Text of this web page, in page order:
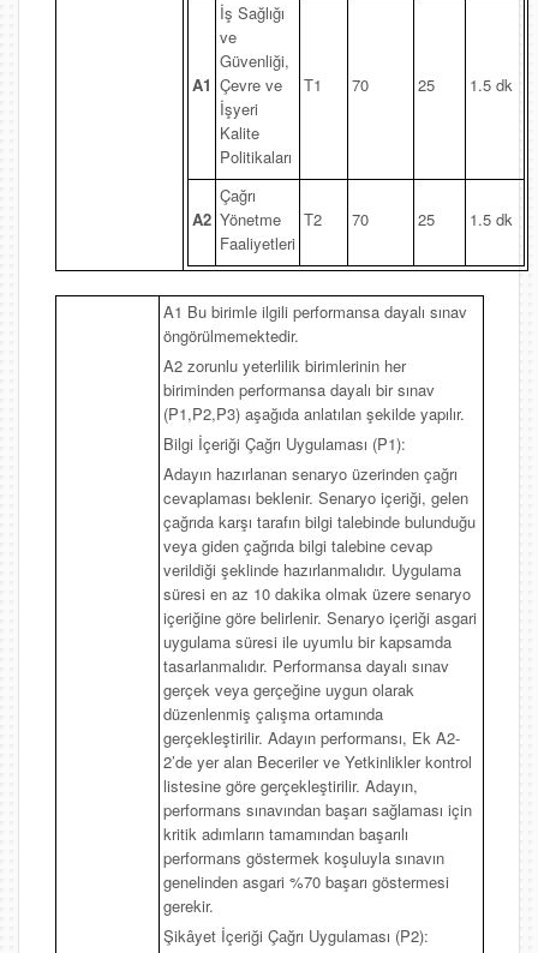
A1
İş Sağlığı
ve
Güvenliği,
Çevre ve
İşyeri
Kalite
Politikaları
T1 70 25 1.5 dk
A2
Çağrı
Yönetme
Faaliyetleri
T2 70 25 1.5 dk
A1 Bu birimle ilgili performansa dayalı sınav
öngörülmemektedir.
A2 zorunlu yeterlilik birimlerinin her
biriminden performansa dayalı bir sınav
(P1,P2,P3) aşağıda anlatılan şekilde yapılır.
Bilgi İçeriği Çağrı Uygulaması (P1):
Adayın hazırlanan senaryo üzerinden çağrı
cevaplaması beklenir. Senaryo içeriği, gelen
çağrıda karşı tarafın bilgi talebinde bulunduğu
veya giden çağrıda bilgi talebine cevap
verildiği şeklinde hazırlanmalıdır. Uygulama
süresi en az 10 dakika olmak üzere senaryo
içeriğine göre belirlenir. Senaryo içeriği asgari
uygulama süresi ile uyumlu bir kapsamda
tasarlanmalıdır. Performansa dayalı sınav
gerçek veya gerçeğine uygun olarak
düzenlenmiş çalışma ortamında
gerçekleştirilir. Adayın performansı, Ek A2-
2’de yer alan Beceriler ve Yetkinlikler kontrol
listesine göre gerçekleştirilir. Adayın,
performans sınavından başarı sağlaması için
kritik adımların tamamından başarılı
performans göstermek koşuluyla sınavın
genelinden asgari %70 başarı göstermesi
gerekir.
Şikâyet İçeriği Çağrı Uygulaması (P2):